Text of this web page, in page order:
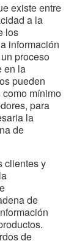
existe entre
a la
los
información
proceso
en la
pueden
mínimo
para
la
de
clientes y
de
de